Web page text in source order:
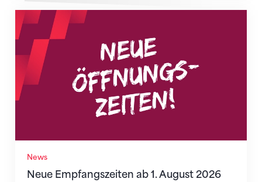
News
Neue Empfangszeiten ab 1. August 2026
Neue Empfangszeiten ab 1. August 2026